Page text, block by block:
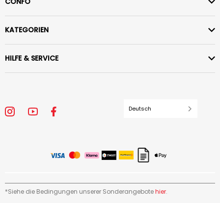
KATEGORIEN
HILFE & SERVICE
Deutsch
*Siehe die Bedingungen unserer Sonderangebotehier.